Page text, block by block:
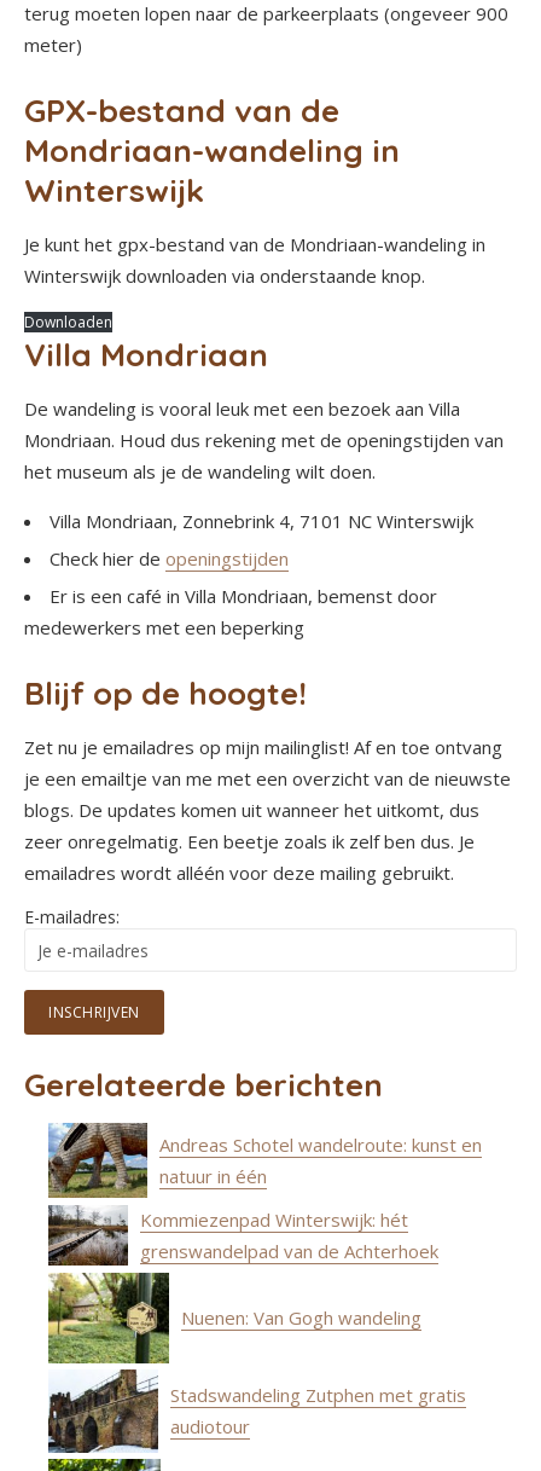
terug moeten lopen naar de parkeerplaats (ongeveer 900
meter)
GPX-bestand van de
Mondriaan-wandeling in
Winterswijk
Je kunt het gpx-bestand van de Mondriaan-wandeling in
Winterswijk downloaden via onderstaande knop.
Downloaden
Villa Mondriaan
De wandeling is vooral leuk met een bezoek aan Villa
Mondriaan. Houd dus rekening met de openingstijden van
het museum als je de wandeling wilt doen.
Villa Mondriaan, Zonnebrink 4, 7101 NC Winterswijk
Check hier de openingstijden
Er is een café in Villa Mondriaan, bemenst door
medewerkers met een beperking
Blijf op de hoogte!
Zet nu je emailadres op mijn mailinglist! Af en toe ontvang
je een emailtje van me met een overzicht van de nieuwste
blogs. De updates komen uit wanneer het uitkomt, dus
zeer onregelmatig. Een beetje zoals ik zelf ben dus. Je
emailadres wordt alléén voor deze mailing gebruikt.
E-mailadres:
Gerelateerde berichten
Andreas Schotel wandelroute: kunst en
natuur in één
Kommiezenpad Winterswijk: hét
grenswandelpad van de Achterhoek
Nuenen: Van Gogh wandeling
Stadswandeling Zutphen met gratis
audiotour